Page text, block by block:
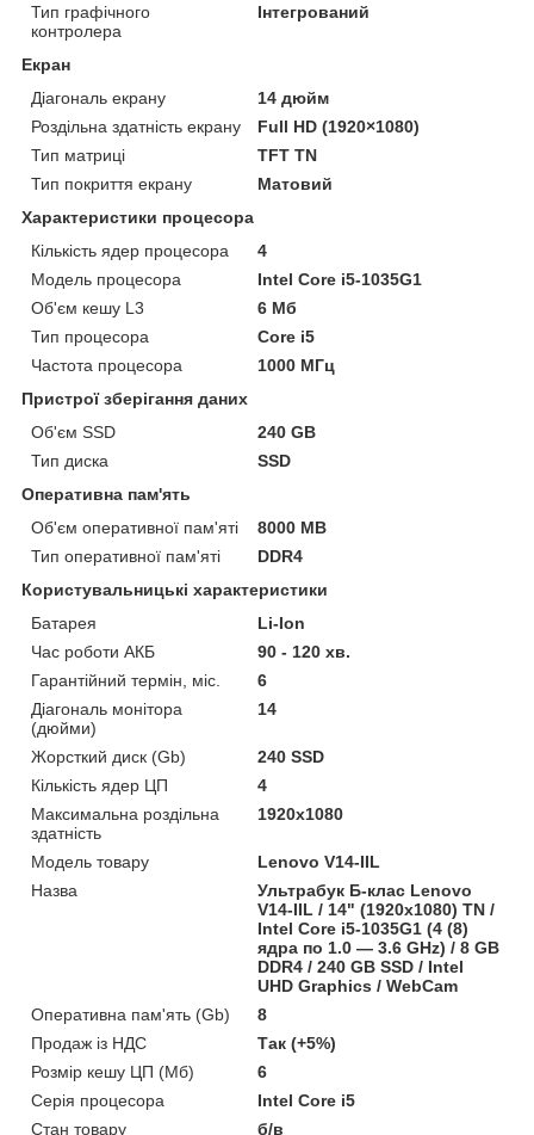
Тип графічного
контролера
Інтегрований
Екран
Діагональ екрану
14 дюйм
Роздільна здатність екрану
Full HD (1920×1080)
Тип матриці
TFT TN
Тип покриття екрану
Матовий
Характеристики процесора
Кількість ядер процесора
4
Модель процесора
Intel Core i5-1035G1
Об'єм кешу L3
6 Мб
Тип процесора
Core i5
Частота процесора
1000 МГц
Пристрої зберігання даних
Об'єм SSD
240 GB
Тип диска
SSD
Оперативна пам'ять
Об'єм оперативної пам'яті
8000 MB
Тип оперативної пам'яті
DDR4
Користувальницькі характеристики
Батарея
Li-Ion
Час роботи АКБ
90 - 120 хв.
Гарантійний термін, міс.
6
Діагональ монітора
(дюйми)
14
Жорсткий диск (Gb)
240 SSD
Кількість ядер ЦП
4
Максимальна роздільна
здатність
1920x1080
Модель товару
Lenovo V14-IIL
Назва
Ультрабук Б-клас Lenovo
V14-IIL / 14" (1920x1080) TN /
Intel Core i5-1035G1 (4 (8)
ядра по 1.0 — 3.6 GHz) / 8 GB
DDR4 / 240 GB SSD / Intel
UHD Graphics / WebCam
Оперативна пам'ять (Gb)
8
Продаж із НДС
Так (+5%)
Розмір кешу ЦП (Мб)
6
Серія процесора
Intel Core i5
Стан товару
б/в